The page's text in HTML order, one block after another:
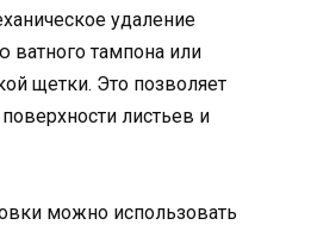
удаление
тампона или
щетки. Это позволяет
листьев и
можно использовать